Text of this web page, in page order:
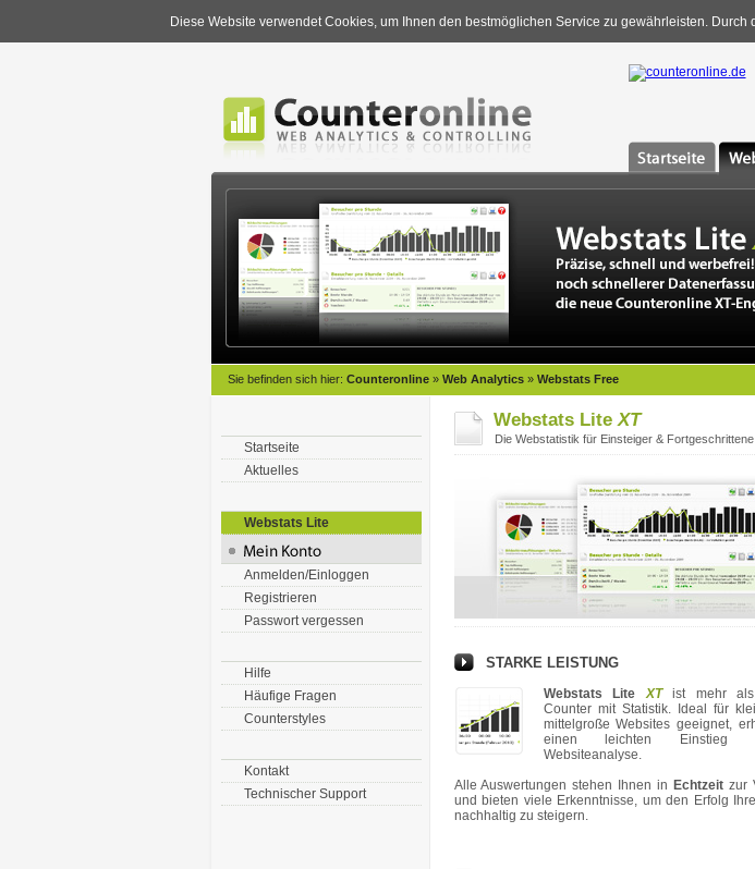
Diese Website verwendet Cookies, um Ihnen den bestmöglichen Service zu gewährleisten.
Sie befinden sich hier: Counteronline» Web Analytics» Webstats Free
Startseite
Aktuelles
Webstats Lite
Anmelden/Einloggen
Registrieren
Passwort vergessen
Hilfe
Häufige Fragen
Counterstyles
Kontakt
Technischer Support
Webstats LiteXT
Die Webstatistik für Einsteiger & Fortgeschrittene
STARKE LEISTUNG
Webstats LiteXTist mehr
Counter mit Statistik. Ideal für
mittelgroße Websites geeignet,
einen leichten
Websiteanalyse.
Alle Auswertungen stehen Ihnen in Echtzeitzur
und bieten viele Erkenntnisse, um den Erfolg
nachhaltig zu steigern.